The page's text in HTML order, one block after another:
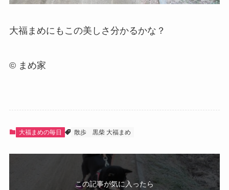
大福まめにもこの美しさ分かるかな？
© まめ家
大福まめの毎日 散歩 黒柴 大福まめ
この記事が気に入ったら